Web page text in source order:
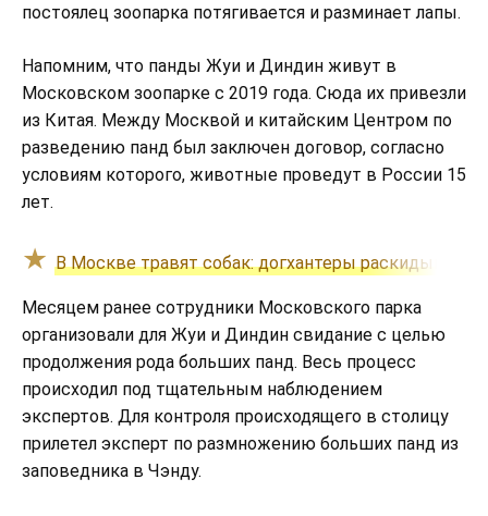
постоялец зоопарка потягивается и разминает лапы.
Напомним, что панды Жуи и Диндин живут в
Московском зоопарке с 2019 года. Сюда их привезли
из Китая. Между Москвой и китайским Центром по
разведению панд был заключен договор, согласно
условиям которого, животные проведут в России 15
лет.
В Москве травят собак: догхантеры
Месяцем ранее сотрудники Московского парка
организовали для Жуи и Диндин свидание с целью
продолжения рода больших панд. Весь процесс
происходил под тщательным наблюдением
экспертов. Для контроля происходящего в столицу
прилетел эксперт по размножению больших панд из
заповедника в Чэнду.